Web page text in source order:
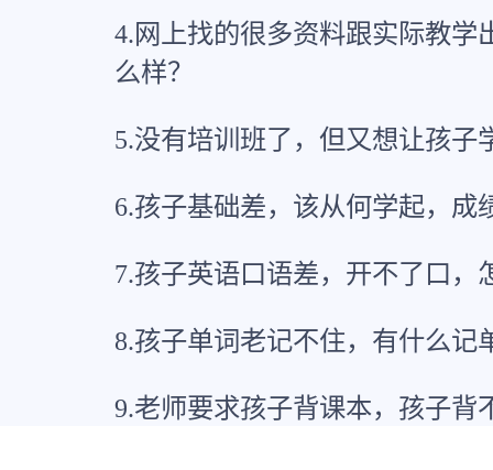
4.网上找的很多资料跟实际教学
么样？
5.没有培训班了，但又想让孩子
6.孩子基础差，该从何学起，成
7.孩子英语口语差，开不了口，
8.孩子单词老记不住，有什么记
9.老师要求孩子背课本，孩子背